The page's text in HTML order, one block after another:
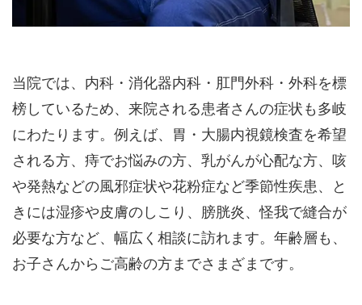
当院では、内科・消化器内科・肛門外科・外科を標
榜しているため、来院される患者さんの症状も多岐
にわたります。例えば、胃・大腸内視鏡検査を希望
される方、痔でお悩みの方、乳がんが心配な方、咳
や発熱などの風邪症状や花粉症など季節性疾患、と
きには湿疹や皮膚のしこり、膀胱炎、怪我で縫合が
必要な方など、幅広く相談に訪れます。年齢層も、
お子さんからご高齢の方までさまざまです。